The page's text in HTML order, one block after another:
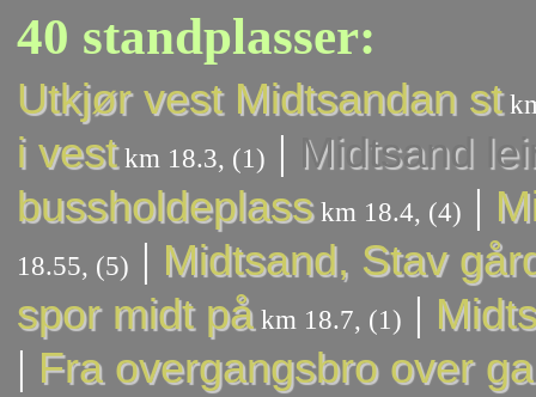
40 standplasser:
Utkjør vest Midtsandan st
i vestkm 18.3, (1) | Midtsand
bussholdeplasskm 18.4, (4) |
18.55, (5) | Midtsand, Stav
spor midt påkm 18.7, (1) |
| Fra overgangsbro over